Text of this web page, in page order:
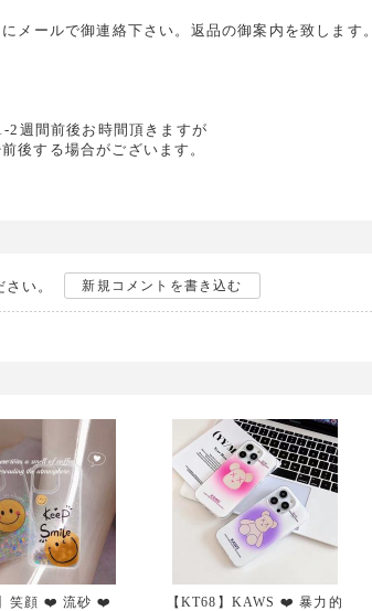
メールで御連絡下さい。返品の御案内を致します。
週間前後お時間頂きますが
する場合がございます。
い。 新規コメントを書き込む
】笑顔 ❤️ 流砂 ❤️
【KT68】KAWS ❤️ 暴力的